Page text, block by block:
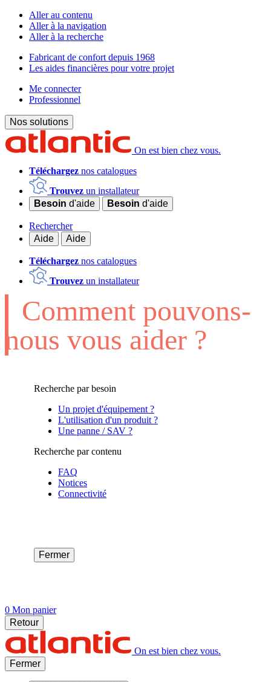
Aller au contenu
Aller à la navigation
Aller à la recherche
Fabricant de confort depuis 1968
Les aides financières pour votre projet
Me connecter
Professionnel
Nos solutions
On est bien chez vous.
Téléchargez nos catalogues
Trouvez un installateur
Besoin d'aide Besoin d'aide
Rechercher
Aide
Aide
Téléchargez nos catalogues
Trouvez un installateur
Comment pouvons-
nous vous aider ?
Recherche par besoin
Un projet d'équipement ?
L'utilisation d'un produit ?
Une panne / SAV ?
Recherche par contenu
FAQ
Notices
Connectivité
Fermer
0 Mon panier
Retour
On est bien chez vous.
Fermer